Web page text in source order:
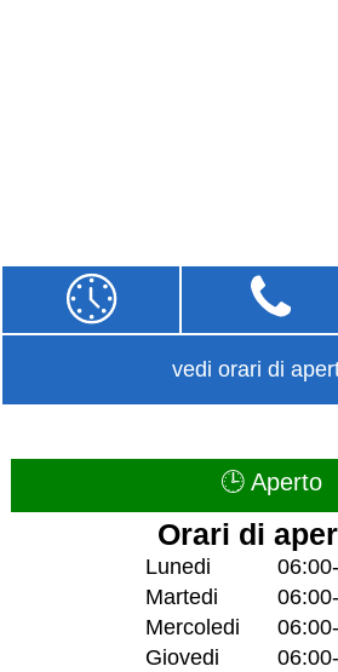
vedi orari di
🕒 Aperto
Orari di
Lunedi
Martedi
Mercoledi
Giovedi